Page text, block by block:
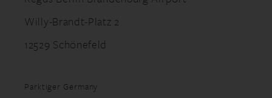
Willy-Brandt-Platz 2
12529 Schönefeld
Parktiger Germany